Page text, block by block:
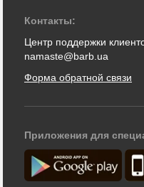
Контакты:
Центр поддержки
namaste@barb.ua
Форма обратной связи
Приложения для